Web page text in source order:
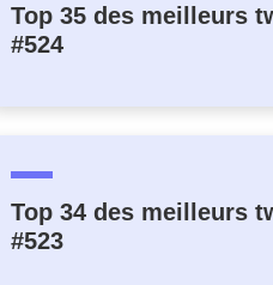
Top 35 des meilleurs
#524
Top 34 des meilleurs
#523